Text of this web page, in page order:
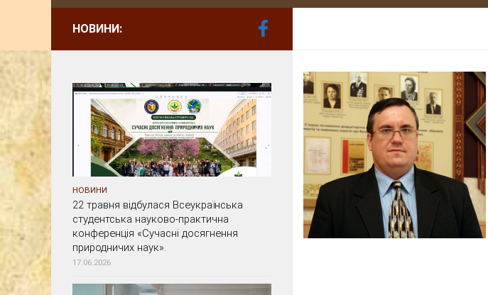
НОВИНИ:
НОВИНИ
22 травня відбулася Всеукраїнська
студентська науково-практична
конференція «Сучасні досягнення
природничих наук».
17.06.2026